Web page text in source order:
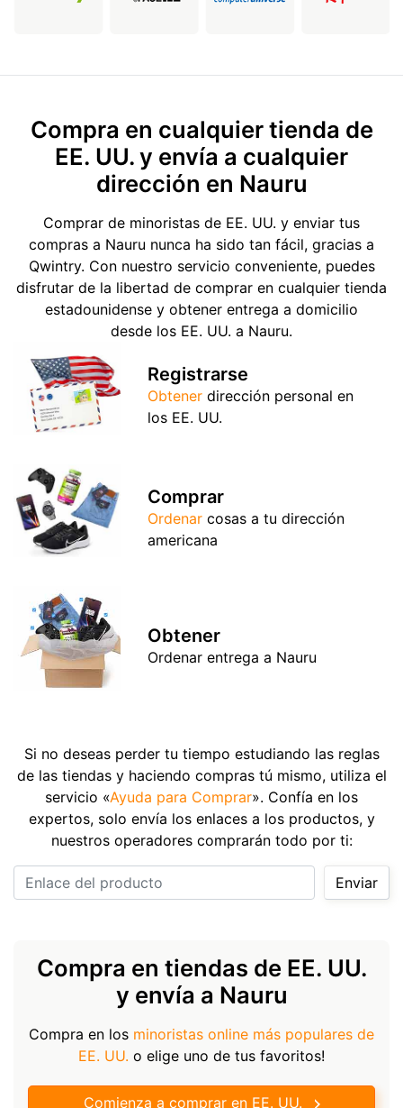
Compra en cualquier tienda de
EE. UU. y envía a cualquier
dirección en Nauru
Comprar de minoristas de EE. UU. y enviar tus
compras a Nauru nunca ha sido tan fácil, gracias a
Qwintry. Con nuestro servicio conveniente, puedes
disfrutar de la libertad de comprar en cualquier tienda
estadounidense y obtener entrega a domicilio
desde los EE. UU. a Nauru.
Registrarse
Obtener dirección personal en
los EE. UU.
Comprar
Ordenar cosas a tu dirección
americana
Obtener
Ordenar entrega a Nauru
Si no deseas perder tu tiempo estudiando las reglas
de las tiendas y haciendo compras tú mismo, utiliza el
servicio «Ayuda para Comprar». Confía en los
expertos, solo envía los enlaces a los productos, y
nuestros operadores comprarán todo por ti:
Enviar
Compra en tiendas de EE. UU.
y envía a Nauru
Compra en los minoristas online más populares de
EE. UU. o elige uno de tus favoritos!
Comienza a comprar en EE. UU.